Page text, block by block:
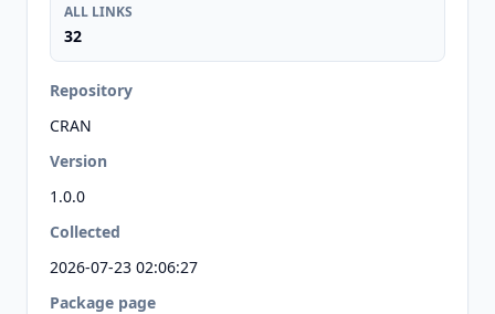
ALL LINKS
32
Repository
CRAN
Version
1.0.0
Collected
2026-07-23 02:06:27
Package page